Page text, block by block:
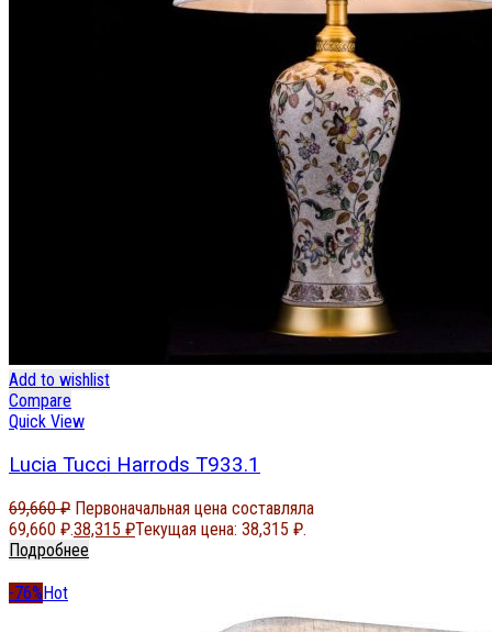
Add to wishlist
Compare
Quick View
Lucia Tucci Harrods T933.1
69,660₽ Первоначальная цена составляла
69,660 ₽.38,315 ₽Текущая цена: 38,315 ₽.
Подробнее
-76%Hot